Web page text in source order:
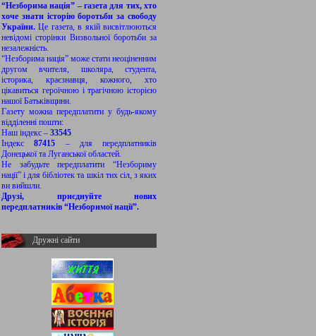
“Незборима нація” – газета для тих, хто
хоче знати історію боротьби за свободу
України.Це газета, в якій висвітлюються
невідомі сторінки Визвольної боротьби за
незалежність.
“Незборима нація” може стати неоціненним
другом вчителя, школяра, студента,
історика, краєзнавця, кожного, хто
цікавиться героїчною і трагічною історією
нашої Батьківщини.
Газету можна передплатити у будь-якому
відділенні пошти:
Наш індекс – 33545
Індекс87415 – для передплатників
Донецької та Луганської областей.
Не забудьте передплатити “Незбориму
нації” і для бібліотек та шкіл тих сіл, з яких
ви вийшли.
Друзі, приєднуйте нових
передплатників “Незборимої нації”.
Дружні сайти